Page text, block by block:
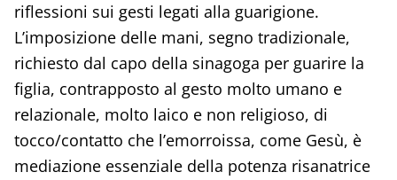
riflessioni sui gesti legati alla guarigione.
L’imposizione delle mani, segno tradizionale,
richiesto dal capo della sinagoga per guarire la
figlia, contrapposto al gesto molto umano e
relazionale, molto laico e non religioso, di
tocco/contatto che l’emorroissa, come Gesù, è
mediazione essenziale della potenza risanatrice